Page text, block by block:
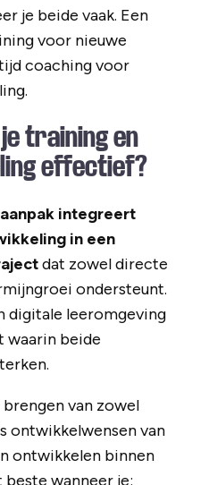
je beide vaak. Een
voor nieuwe
coaching voor
training en
effectief?
integreert
in een
dat zowel directe
ondersteunt.
digitale leeromgeving
waarin beide
van zowel
ontwikkelwensen van
ontwikkelen binnen
wanneer je: